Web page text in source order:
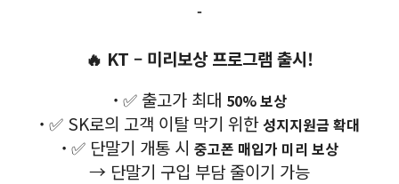
-
🔥 KT – 미리보상 프로그램 출시!
· ✅ 출고가 최대 50% 보상
· ✅ SK로의 고객 이탈 막기 위한성지지원금 확대
· ✅ 단말기 개통 시 중고폰 매입가 미리 보상
→ 단말기 구입 부담 줄이기 가능